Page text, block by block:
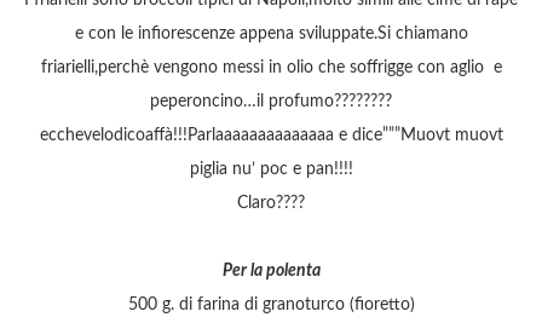
e con le infiorescenze appena sviluppate.Si chiamano
friarielli,perchè vengono messi in olio che soffrigge con aglio e
peperoncino…il profumo????????
ecchevelodicoaffà!!!Parlaaaaaaaaaaaaaa e dice”””Muovt muovt
piglia nu’ poc e pan!!!!
Claro????
Per la polenta
500 g. di farina di granoturco (fioretto)